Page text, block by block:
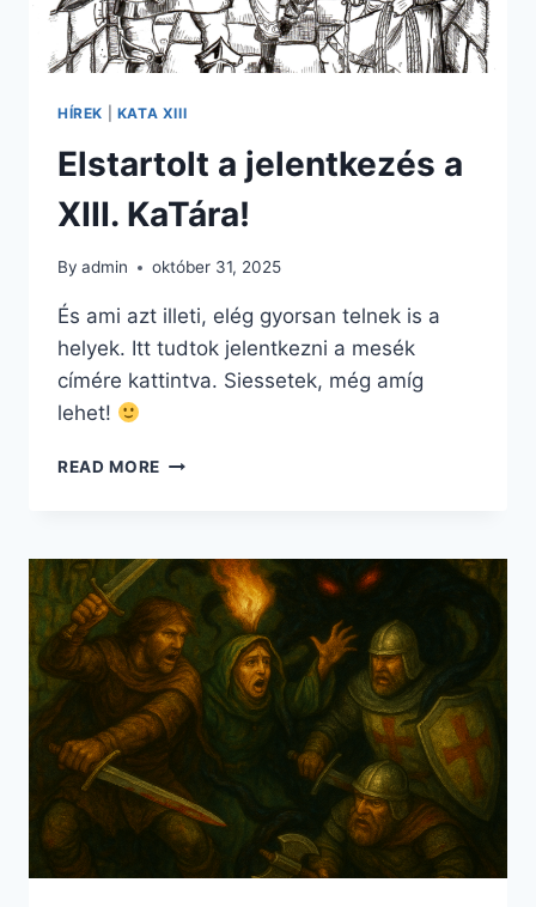
HÍREK KATA XIII
Elstartolt a jelentkezés a
XIII. KaTára!
By admin október 31, 2025
És ami azt illeti, elég gyorsan telnek is a
helyek. Itt tudtok jelentkezni a mesék
címére kattintva. Siessetek, még amíg
lehet!
READ MORE ELSTARTOLT
XIII.
KATÁRA!